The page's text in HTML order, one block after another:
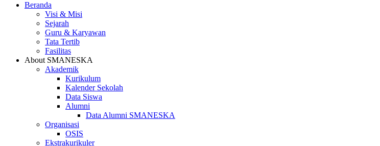
Beranda
Visi & Misi
Sejarah
Guru & Karyawan
Tata Tertib
Fasilitas
About SMANESKA
Akademik
Kurikulum
Kalender Sekolah
Data Siswa
Alumni
Data Alumni SMANESKA
Organisasi
OSIS
Ekstrakurikuler